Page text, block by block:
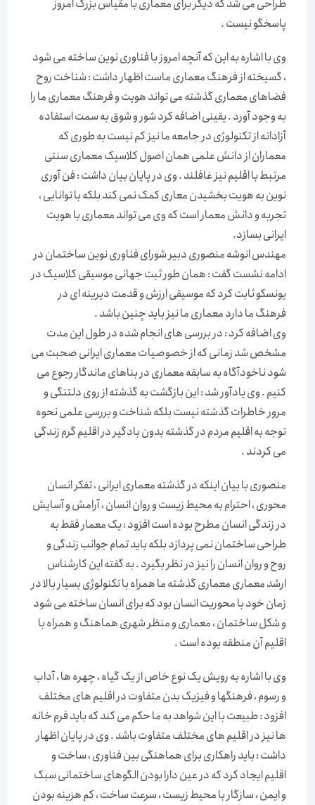
طراحی می شد که دیگر برای معماری با مقیاس بزرگ امروز
پاسخگو نیست .
وی با اشاره به این که آنچه امروز با فناوری نوین ساخته می شود
، گسیخته از فرهنگ معماری ماست اظهار داشت : شناخت روح
فضاهای معماری گذشته می تواند هویت و فرهنگ معماری ما را
به وجود آورد . یقینی اضافه کرد شور و شوق به سمت استفاده
آزادانه از تکنولوژی در جامعه ما نیز کم نیست به طوری که
معماران از دانش علمی همان اصول کلاسیک معماری سنتی
مرتبط با اقلیم نیز غافلند . وی در پایان بیان داشت : فن آوری
نوین به هویت بخشیدن معاری کمک نمی کند بلکه با توانایی ،
تجربه و دانش معمار است که وی می تواند معماری با هویت
ایرانی بسازد.
مهندس انوشه منصوری دبیر شورای فناوری نوین ساختمان در
ادامه نشست گفت : همان طور ثبت جهانی موسیقی کلاسیک در
یونسکو ثابت کرد که موسیقی ارزش و قدمت دیرینه ای در
فرهنگ ما دارد معماری ما نیز باید چنین باشد .
وی اضافه کرد : در بررسی های انجام شده در طول این مدت
مشخص شد زمانی که از خصوصیات معماری ایرانی صحبت می
شود ناخودآگاه به سابقه معماری در بناهای ماندگار رجوع می
کنیم . وی یادآور شد : این بازگشت به گذشته از روی دلتنگی و
مرور خاطرات گذشته نیست بلکه شناخت و بررسی علمی نحوه
توجه به اقلیم مردم در گذشته بدون بادگیر در اقلیم گرم زندگی
می کردند .
منصوری با بیان اینکه در گذشته معماری ایرانی ، تفکر انسان
محوری ، احترام به محیط زیست و روان انسان ، آرامش و آسایش
در زندگی انسان مطرح بوده است افزود : یک معمار فقط به
طراحی ساختمان نمی پردازد بلکه باید تمام جوانب زندگی و
روح و روان انسان را نیز در نظر بگیرد . به گفته این کارشناس
ارشد معماری معماری گذشته ما همراه با تکنولوژی بسیار بالا در
زمان خود با محوریت انسان بود که برای انسان ساخته می شود
و شکل ساختمان ، معماری و منظر شهری هماهنگ و همراه با
اقلیم آن منطقه بوده است .
وی با اشاره به رویش یک نوع خاص از یک گیاه ، چهره ها ، آداب
و رسوم ، فرهنگها و فیزیک بدن متفاوت در اقلیم های مختلف
افزود : طبیعت با این شواهد به ما حکم می کند که باید فرم خانه
ها نیز در اقلیم های مختلف متفاوت باشد . وی در پایان اظهار
داشت : باید راهکاری برای هماهنگی بین فناوری ، ساخت و
اقلیم ایجاد کرد که در عین دارا بودن الگوهای ساختمانی سبک
و ایمن ، سازگار با محیط زیست ، سرعت ساخت ، کم هزینه بودن